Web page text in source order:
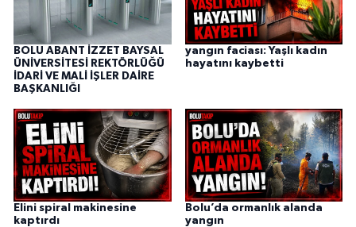
BOLU ABANT İZZET BAYSAL
ÜNİVERSİTESİ REKTÖRLÜĞÜ
İDARİ VE MALİ İŞLER DAİRE
BAŞKANLIĞI
yangın faciası: Yaşlı kadın
hayatını kaybetti
Elini spiral makinesine
kaptırdı
Bolu’da ormanlık alanda
yangın